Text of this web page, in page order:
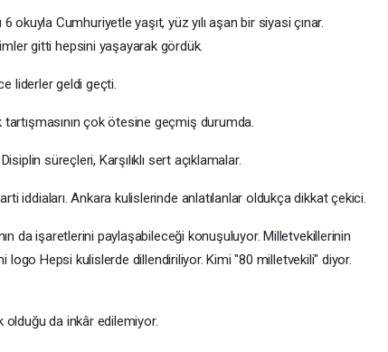
okuyla Cumhuriyetle yaşıt, yüz yılı aşan bir siyasi çınar.
gitti hepsini yaşayarak gördük.
liderler geldi geçti.
çok ötesine geçmiş durumda.
süreçleri, Karşılıklı sert açıklamalar.
iddiaları. Ankara kulislerinde anlatılanlar oldukça dikkat çekici.
da işaretlerini paylaşabileceği konuşuluyor. Milletvekillerinin
logo Hepsi kulislerde dillendiriliyor. Kimi "80 milletvekili" diyor.
da inkâr edilemiyor.